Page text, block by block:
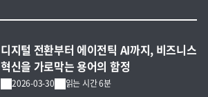
2026-03-30 읽는 시간 6분
디지털 전환부터 에이전틱 AI까지, 비즈니스
혁신을 가로막는 용어의 함정